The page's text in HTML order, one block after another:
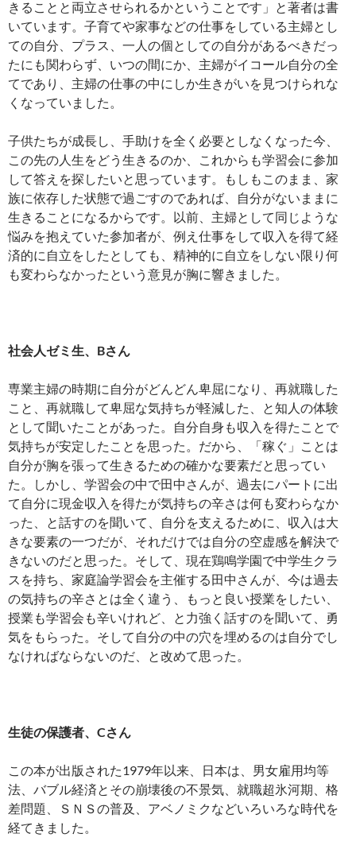
きることと両立させられるかということです」と著者は書
いています。子育てや家事などの仕事をしている主婦とし
ての自分、プラス、一人の個としての自分があるべきだっ
たにも関わらず、いつの間にか、主婦がイコール自分の全
てであり、主婦の仕事の中にしか生きがいを見つけられな
くなっていました。
子供たちが成長し、手助けを全く必要としなくなった今、
この先の人生をどう生きるのか、これからも学習会に参加
して答えを探したいと思っています。もしもこのまま、家
族に依存した状態で過ごすのであれば、自分がないままに
生きることになるからです。以前、主婦として同じような
悩みを抱えていた参加者が、例え仕事をして収入を得て経
済的に自立をしたとしても、精神的に自立をしない限り何
も変わらなかったという意見が胸に響きました。
社会人ゼミ生、Bさん
専業主婦の時期に自分がどんどん卑屈になり、再就職した
こと、再就職して卑屈な気持ちが軽減した、と知人の体験
として聞いたことがあった。自分自身も収入を得たことで
気持ちが安定したことを思った。だから、「稼ぐ」ことは
自分が胸を張って生きるための確かな要素だと思ってい
た。しかし、学習会の中で田中さんが、過去にパートに出
て自分に現金収入を得たが気持ちの辛さは何も変わらなか
った、と話すのを聞いて、自分を支えるために、収入は大
きな要素の一つだが、それだけでは自分の空虚感を解決で
きないのだと思った。そして、現在鶏鳴学園で中学生クラ
スを持ち、家庭論学習会を主催する田中さんが、今は過去
の気持ちの辛さとは全く違う、もっと良い授業をしたい、
授業も学習会も辛いけれど、と力強く話すのを聞いて、勇
気をもらった。そして自分の中の穴を埋めるのは自分でし
なければならないのだ、と改めて思った。
生徒の保護者、Cさん
この本が出版された1979年以来、日本は、男女雇用均等
法、バブル経済とその崩壊後の不景気、就職超氷河期、格
差問題、ＳＮＳの普及、アベノミクなどいろいろな時代を
経てきました。